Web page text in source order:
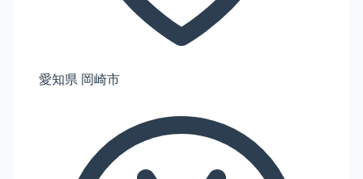
愛知県 岡崎市